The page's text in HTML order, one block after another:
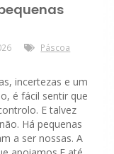
Páscoa
incertezas e um
é fácil sentir que
E talvez
Há pequenas
a ser nossas. A